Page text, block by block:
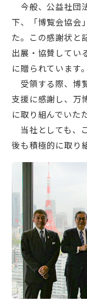
今般、公益社団
下、「博覧会協会
た。この感謝状と
出展・協賛してい
に贈られています。
受領する際、博
支援に感謝し、万
に取り組んでいた
当社としても、
後も積極的に取り